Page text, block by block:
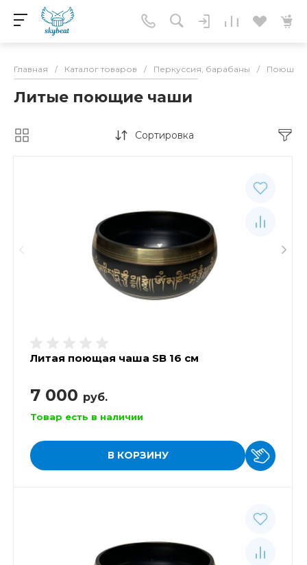
Главная / Каталог товаров / Перкуссия, барабаны / Поющие
Литые поющие чаши
Сортировка
Литая поющая чаша SB 16 см
7 000 руб.
Товар есть в наличии
В КОРЗИНУ